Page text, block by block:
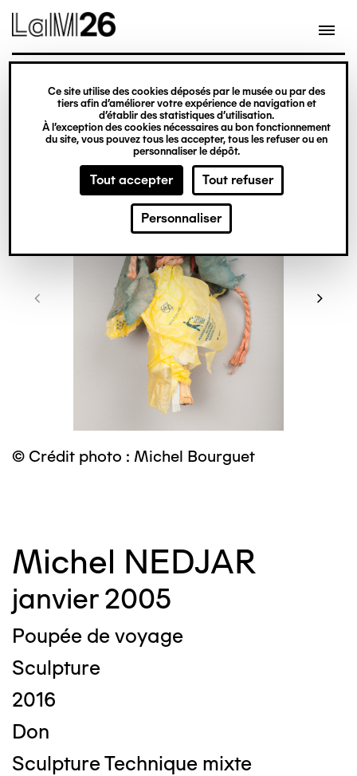
Gestion des cookies
Ce site utilise des cookies déposés par le musée ou par des
tiers afin d’améliorer votre expérience de navigation et
d’établir des statistiques d’utilisation.
À l’exception des cookies nécessaires au bon fonctionnement
du site, vous pouvez tous les accepter, tous les refuser ou en
personnaliser le dépôt.
Tout accepter Tout refuser
Personnaliser
contenu
© Crédit photo : Michel Bourguet
Michel NEDJAR
janvier 2005
Poupée de voyage
Sculpture
2016
Don
Sculpture Technique mixte